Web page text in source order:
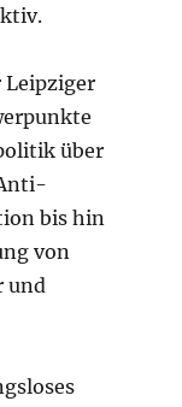
Leipziger
über
bis hin
von
und